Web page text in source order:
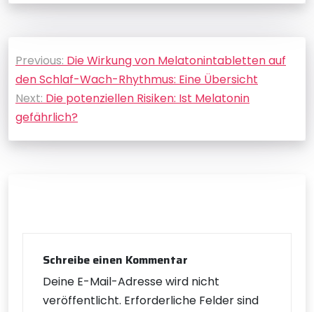
Beitragsnavigation
Previous: Die Wirkung von Melatonintabletten auf
den Schlaf-Wach-Rhythmus: Eine Übersicht
Next: Die potenziellen Risiken: Ist Melatonin
gefährlich?
Schreibe einen Kommentar
Deine E-Mail-Adresse wird nicht
veröffentlicht. Erforderliche Felder sind